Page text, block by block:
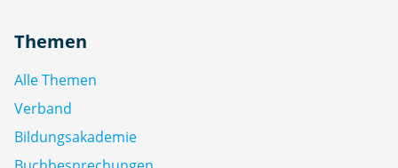
Themen
Alle Themen
Verband
Bildungsakademie